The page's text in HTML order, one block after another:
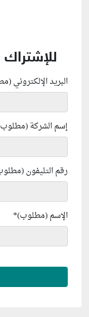
للإشتراك
البريد الإلكتروني
إسم الشركة
رقم التليفون
الإسم (مطلوب)*